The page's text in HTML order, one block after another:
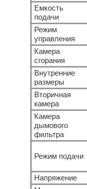
Емкость
подачи
Режим
управления
Камера
сгорания
Внутренние
размеры
Вторичная
камера
Камера
дымового
фильтра
Режим подачи
Напряжение